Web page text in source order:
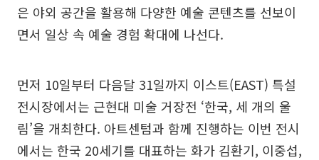
은 야외 공간을 활용해 다양한 예술 콘텐츠를 선보이
면서 일상 속 예술 경험 확대에 나선다.
먼저 10일부터 다음달 31일까지 이스트(EAST) 특설
전시장에서는 근현대 미술 거장전 ‘한국, 세 개의 울
림’을 개최한다. 아트센텀과 함께 진행하는 이번 전시
에서는 한국 20세기를 대표하는 화가 김환기, 이중섭,